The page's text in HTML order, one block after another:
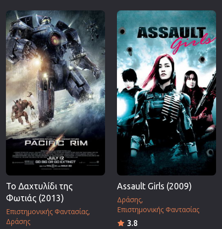
Το Δαχτυλίδι της
Φωτιάς (2013)
Επιστημονικής Φαντασίας
Δράσης
Assault Girls (2009)
Δράσης
Επιστημονικής Φαντασίας
3.8